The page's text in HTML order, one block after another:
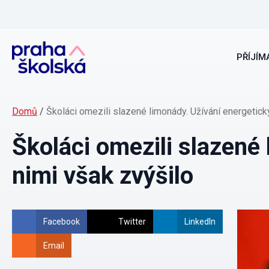
Domů / Školáci omezili slazené limonády. Užívání
Školáci omezili
nimi však zvýšilo
Facebook Twitter LinkedIn
Email